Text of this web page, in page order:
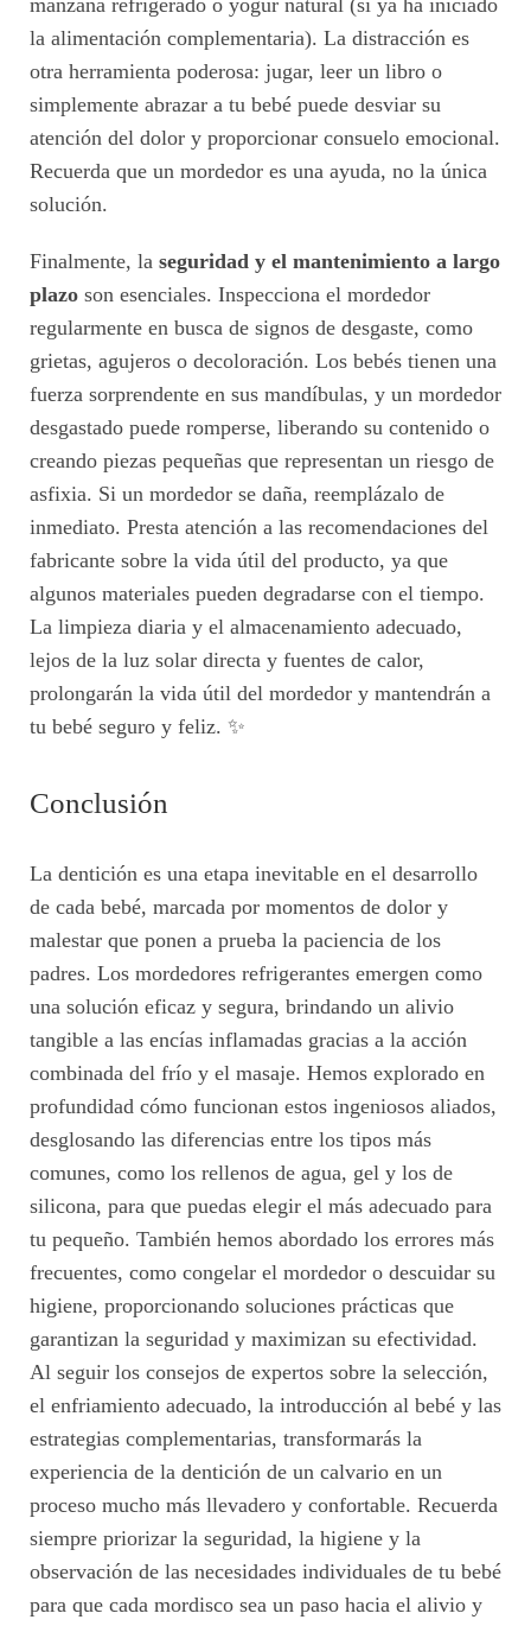
manzana refrigerado o yogur natural (si ya ha iniciado
la alimentación complementaria). La distracción es
otra herramienta poderosa: jugar, leer un libro o
simplemente abrazar a tu bebé puede desviar su
atención del dolor y proporcionar consuelo emocional.
Recuerda que un mordedor es una ayuda, no la única
solución.
Finalmente, la seguridad y el mantenimiento a largo
plazo son esenciales. Inspecciona el mordedor
regularmente en busca de signos de desgaste, como
grietas, agujeros o decoloración. Los bebés tienen una
fuerza sorprendente en sus mandíbulas, y un mordedor
desgastado puede romperse, liberando su contenido o
creando piezas pequeñas que representan un riesgo de
asfixia. Si un mordedor se daña, reemplázalo de
inmediato. Presta atención a las recomendaciones del
fabricante sobre la vida útil del producto, ya que
algunos materiales pueden degradarse con el tiempo.
La limpieza diaria y el almacenamiento adecuado,
lejos de la luz solar directa y fuentes de calor,
prolongarán la vida útil del mordedor y mantendrán a
tu bebé seguro y feliz. ✨
Conclusión
La dentición es una etapa inevitable en el desarrollo
de cada bebé, marcada por momentos de dolor y
malestar que ponen a prueba la paciencia de los
padres. Los mordedores refrigerantes emergen como
una solución eficaz y segura, brindando un alivio
tangible a las encías inflamadas gracias a la acción
combinada del frío y el masaje. Hemos explorado en
profundidad cómo funcionan estos ingeniosos aliados,
desglosando las diferencias entre los tipos más
comunes, como los rellenos de agua, gel y los de
silicona, para que puedas elegir el más adecuado para
tu pequeño. También hemos abordado los errores más
frecuentes, como congelar el mordedor o descuidar su
higiene, proporcionando soluciones prácticas que
garantizan la seguridad y maximizan su efectividad.
Al seguir los consejos de expertos sobre la selección,
el enfriamiento adecuado, la introducción al bebé y las
estrategias complementarias, transformarás la
experiencia de la dentición de un calvario en un
proceso mucho más llevadero y confortable. Recuerda
siempre priorizar la seguridad, la higiene y la
observación de las necesidades individuales de tu bebé
para que cada mordisco sea un paso hacia el alivio y